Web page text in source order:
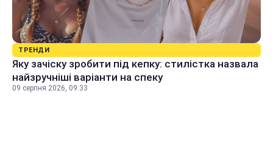
ТРЕНДИ
Яку зачіску зробити під кепку: стилістка назвала
найзручніші варіанти на спеку
09 серпня 2026, 09:33